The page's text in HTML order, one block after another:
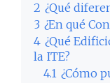
2 ¿Qué
3 ¿En qué
4 ¿Qué
la ITE?
4.1 ¿Cómo